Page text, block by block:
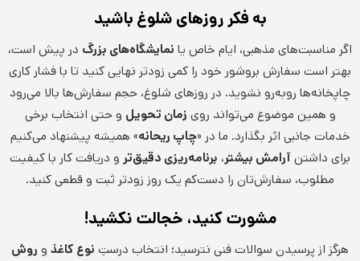
به فکر روزهای شلوغ باشید
اگر مناسبت‌های مذهبی، ایام خاص یا نمایشگاه‌های بزرگ در پیش است،
بهتر است سفارش بروشور خود را کمی زودتر نهایی کنید تا با فشار کاری
چاپخانه‌ها روبه‌رو نشوید. در روزهای شلوغ، حجم سفارش‌ها بالا می‌رود
و همین موضوع می‌تواند روی زمان تحویل و حتی انتخاب برخی
خدمات جانبی اثر بگذارد. ما در «چاپ ریحانه» همیشه پیشنهاد می‌کنیم
برای داشتنآرامش بیشتر، برنامه‌ریزی دقیق‌تر و دریافت کار با کیفیت
مطلوب، سفارش‌تان را دست‌کم یک روز زودتر ثبت و قطعی کنید.
مشورت کنید، خجالت نکشید!
هرگز از پرسیدن سوالات فنی نترسید؛ انتخاب درستِ نوع کاغذ و روش